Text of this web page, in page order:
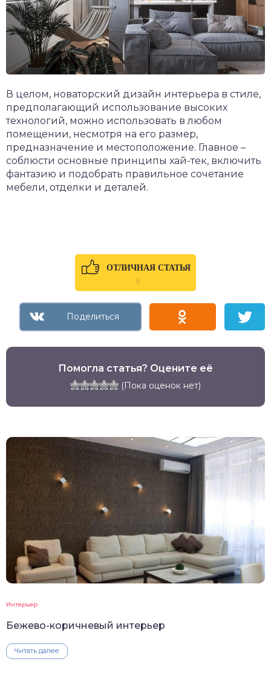
В целом, новаторский дизайн интерьера в стиле,
предполагающий использование высоких
технологий, можно использовать в любом
помещении, несмотря на его размер,
предназначение и местоположение. Главное –
соблюсти основные принципы хай-тек, включить
фантазию и подобрать правильное сочетание
мебели, отделки и деталей.
ОТЛИЧНАЯ СТАТЬЯ
0
Помогла статья? Оцените её
(Пока оценок нет)
Интерьер
Бежево-коричневый интерьер
Читать далее